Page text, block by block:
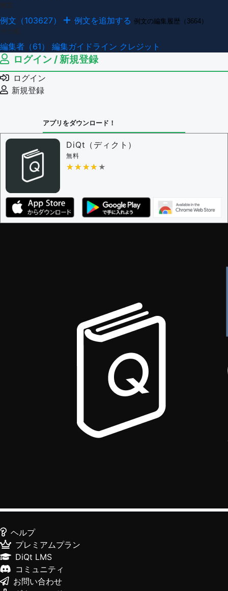
例文（103627） 例文を追加する 例文の編集履歴（3664）
編集者（61） 編集ガイドライン クレジット
ログイン / 新規登録
ログイン
新規登録
アプリをダウンロード！
DiQt（ディクト）
無料
★★★★★
★★★★★
ヘルプ
プレミアムプラン
DiQt LMS
コミュニティ
お問い合わせ